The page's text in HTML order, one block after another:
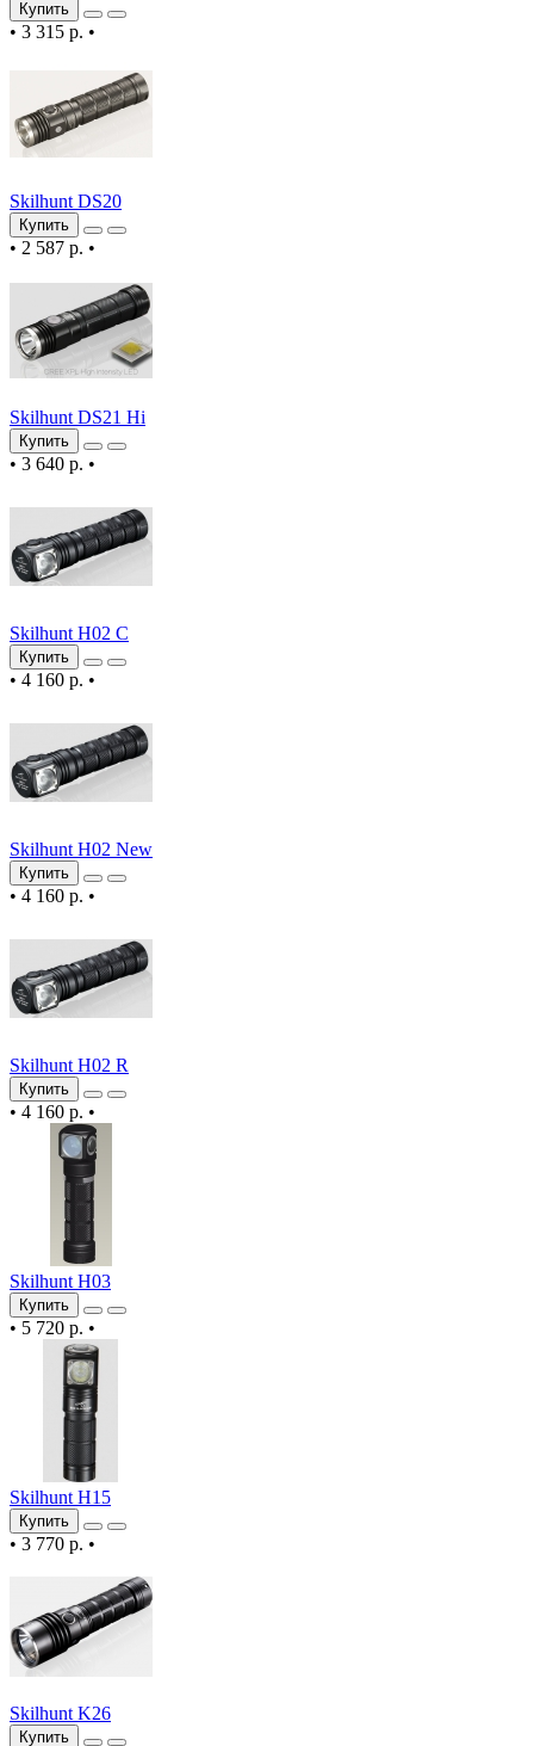
Купить
• 3 315 р. •
Skilhunt DS20
Купить
• 2 587 р. •
Skilhunt DS21 Hi
Купить
• 3 640 р. •
Skilhunt H02 C
Купить
• 4 160 р. •
Skilhunt H02 New
Купить
• 4 160 р. •
Skilhunt H02 R
Купить
• 4 160 р. •
Skilhunt H03
Купить
• 5 720 р. •
Skilhunt H15
Купить
• 3 770 р. •
Skilhunt K26
Купить